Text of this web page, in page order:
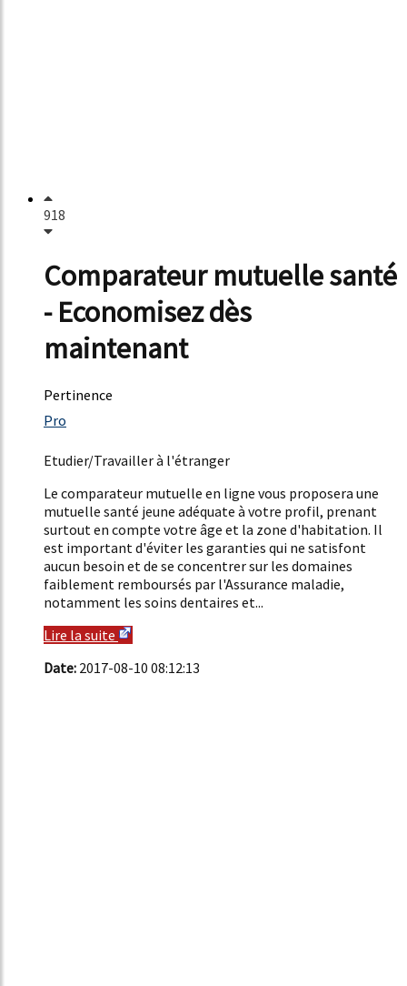
918
Comparateur mutuelle santé
- Economisez dès
maintenant
Pertinence
3175%
Pro
Etudier/Travailler à l'étranger
Le comparateur mutuelle en ligne vous proposera une
mutuelle santé jeune adéquate à votre profil, prenant
surtout en compte votre âge et la zone d'habitation. Il
est important d'éviter les garanties qui ne satisfont
aucun besoin et de se concentrer sur les domaines
faiblement remboursés par l'Assurance maladie,
notamment les soins dentaires et...
Lire la suite
Date: 2017-08-10 08:12:13